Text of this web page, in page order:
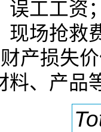
误工工资
现场抢救
产损失
料、产品